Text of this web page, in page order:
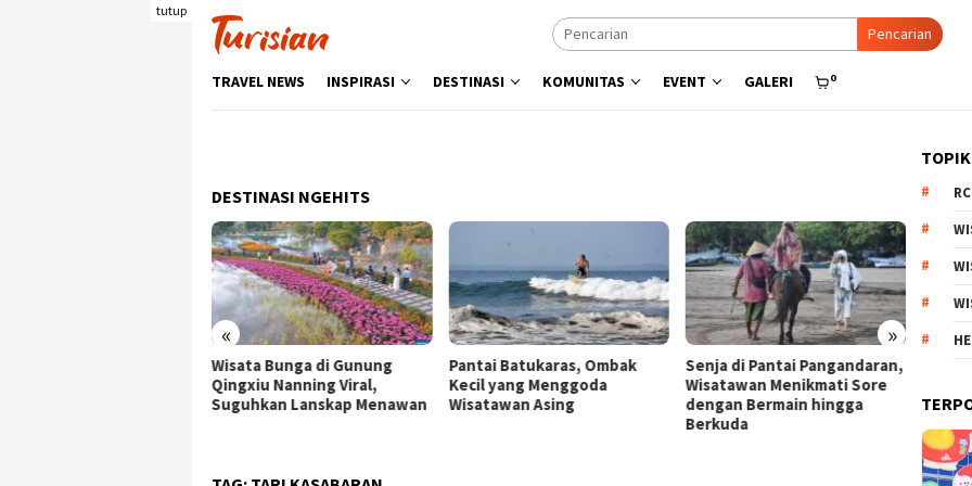
tutup
Pencarian
TRAVEL NEWS INSPIRASI DESTINASI KOMUNITAS EVENT GALERI 0
DESTINASI NGEHITS
« »
Pantai Batukaras, Ombak
Kecil yang Menggoda
Wisatawan Asing
Senja di Pantai Pangandaran,
Wisatawan Menikmati Sore
dengan Bermain hingga
Menyisir Asa di Pantai Bulbul
Danau Toba, Potensi Wisata
Pasir Putih